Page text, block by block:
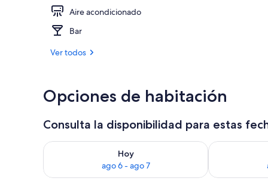
Aire acondicionado
Bar
Ver todos
Opciones de habitación
Consulta la disponibilidad para estas
Hoy
ago 6 - ago 7
Consulta la disponibilidad para hoy ago 6 - ago 7
Consulta la